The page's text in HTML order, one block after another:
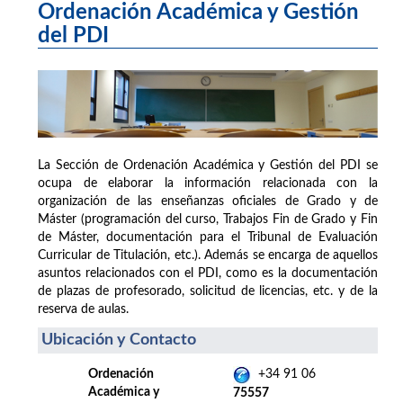
Ordenación Académica y Gestión
del PDI
La Sección de Ordenación Académica y Gestión del PDI se
ocupa de elaborar la información relacionada con la
organización de las enseñanzas oficiales de Grado y de
Máster (programación del curso, Trabajos Fin de Grado y Fin
de Máster, documentación para el Tribunal de Evaluación
Curricular de Titulación, etc.). Además se encarga de aquellos
asuntos relacionados con el PDI, como es la documentación
de plazas de profesorado, solicitud de licencias, etc. y de la
reserva de aulas.
Ubicación y Contacto
Ordenación
Académica y
+34 91 06
75557